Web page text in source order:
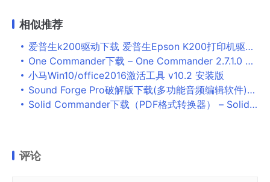
相似推荐
爱普生k200驱动下载 爱普生Epson K200打印机驱动程序 for win7 64bit
One Commander下载 – One Commander 2.7.1.0 官方版
小马Win10/office2016激活工具 v10.2 安装版
Sound Forge Pro破解版下载(多功能音频编辑软件)_Sound Forge Pro汉化版下载
Solid Commander下载（PDF格式转换器） – Solid Commander 10.1.14502.6692 官方版
评论